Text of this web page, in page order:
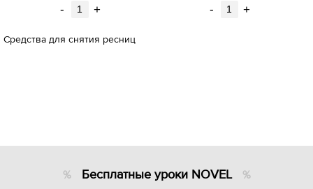
- + - +
Средства для снятия ресниц
Бесплатные уроки NOVEL